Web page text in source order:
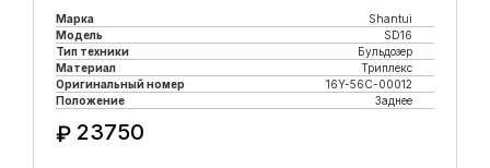
Марка
Shantui
Модель
SD16
Тип техники
Бульдозер
Материал
Триплекс
Оригинальный номер
16Y-56C-00012
Положение
Заднее
₽ 23750